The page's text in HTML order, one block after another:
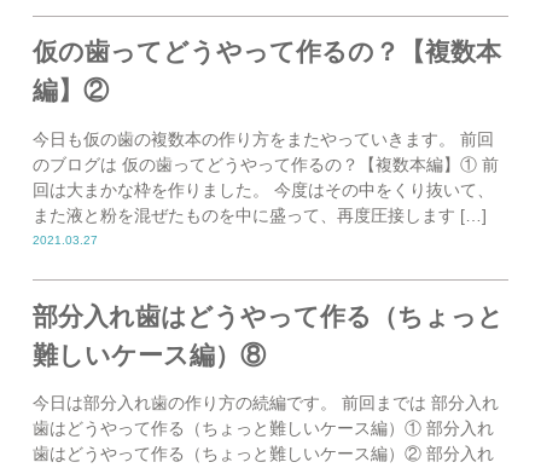
仮の歯ってどうやって作るの？【複数本
編】②
今日も仮の歯の複数本の作り方をまたやっていきます。 前回
のブログは 仮の歯ってどうやって作るの？【複数本編】① 前
回は大まかな枠を作りました。 今度はその中をくり抜いて、
また液と粉を混ぜたものを中に盛って、再度圧接します […]
2021.03.27
部分入れ歯はどうやって作る（ちょっと
難しいケース編）⑧
今日は部分入れ歯の作り方の続編です。 前回までは 部分入れ
歯はどうやって作る（ちょっと難しいケース編）① 部分入れ
歯はどうやって作る（ちょっと難しいケース編）② 部分入れ